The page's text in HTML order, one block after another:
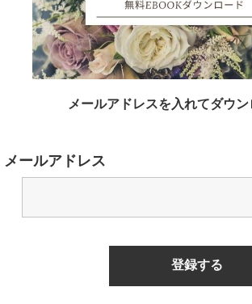
メールアドレスを入れてダウン
メールアドレス